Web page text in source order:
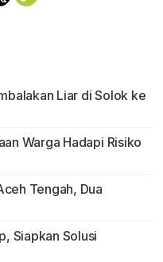
Liar di Solok ke
Warga Hadapi Risiko
Tengah, Dua
Siapkan Solusi